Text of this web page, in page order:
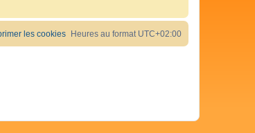
Heures au format UTC+02:00
les cookies